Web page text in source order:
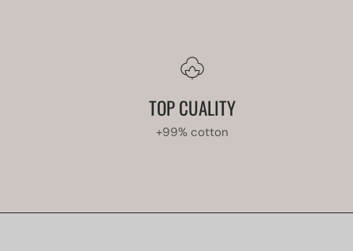
TOP CUALITY
+99% cotton